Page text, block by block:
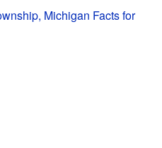
Michigan Facts for